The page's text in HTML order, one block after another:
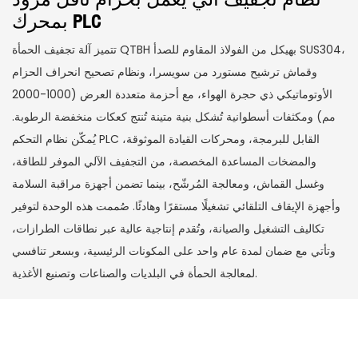
بمحرك PLC
تتميز آلة تجفيف الحمأة QTBH بهيكل من الفولاذ المقاوم للصدأ SUS304،
وقماش ترشيح مستورد من سويسرا، ونظام تصحيح انحراف الحزام
الأوتوماتيكي ذي حجرة الهواء، مع أحزمة متعددة العرض (1000-2000
مم) ومكثفات أسطوانية تُشكل بنية متينة تُنتج كعكات منخفضة الرطوبة.
يُمكّن نظام التحكم PLC القابل للبرمجة، ومحركات القيادة الموثوقة،
والمضخات المساعدة المخصصة، من التجفيف الآلي الموفر للطاقة،
وغسل القماش، ومعالجة المُرشّح، بينما تضمن أجهزة مراقبة السلامة
وأجهزة الإيقاف التلقائي تشغيلًا مستقرًا وهادئًا. صُممت هذه الوحدة لتوفير
تكاليف التشغيل والصيانة، وتُقدم إنتاجية عالية عبر نطاقات الطرازات،
وتأتي مع ضمان لمدة عام واحد على المكونات الرئيسية، وبسعر تنافسي
لمعالجة الحمأة في البلديات والصناعات وتصنيع الأغذية.